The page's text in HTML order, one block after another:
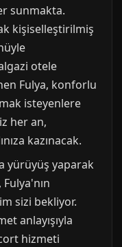
sunmakta.
kişiselleştirilmiş
otele
Fulya, konforlu
isteyenlere
her an,
kazınacak.
yürüyüş yaparak
sizi bekliyor.
anlayışıyla
hizmeti